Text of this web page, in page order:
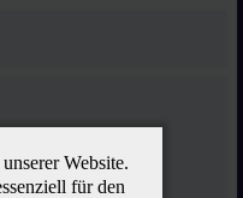
Website.
für den